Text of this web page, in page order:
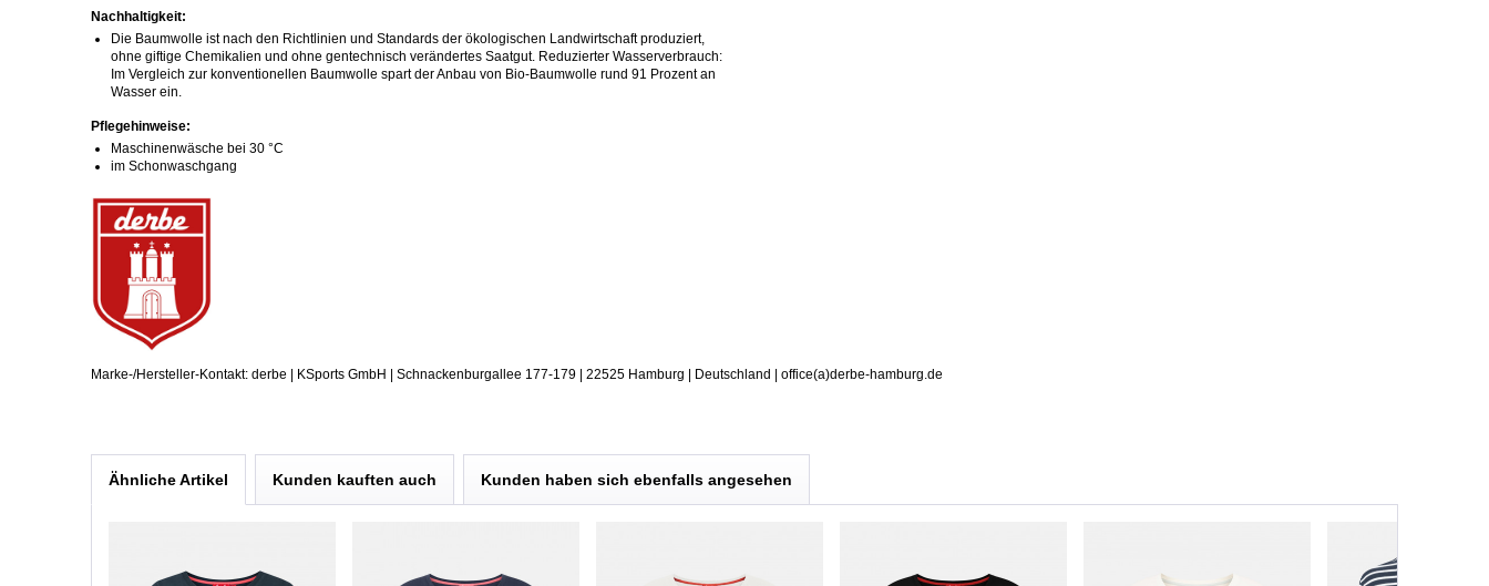
Nachhaltigkeit:
Die Baumwolle ist nach den Richtlinien und Standards der ökologischen Landwirtschaft produziert,
ohne giftige Chemikalien und ohne gentechnisch verändertes Saatgut. Reduzierter Wasserverbrauch:
Im Vergleich zur konventionellen Baumwolle spart der Anbau von Bio-Baumwolle rund 91 Prozent an
Wasser ein.
Pflegehinweise:
Maschinenwäsche bei 30 °C
im Schonwaschgang
Marke-/Hersteller-Kontakt: derbe | KSports GmbH | Schnackenburgallee 177-179 | 22525 Hamburg | Deutschland | office(a)derbe-hamburg.de
Ähnliche Artikel Kunden kauften auch Kunden haben sich ebenfalls angesehen